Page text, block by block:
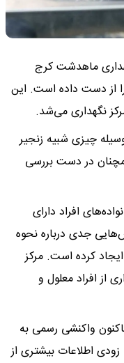
مرکز نگهداری ماهدشت کرج
از دست داده است. این
نگهداری می‌شد.
چیزی شبیه زنجیر
در دست بررسی
افراد دارای
جدی درباره نحوه
کرده است. مرکز
از افراد معلول و
واکنشی رسمی به
زودی اطلاعات بیشتری از